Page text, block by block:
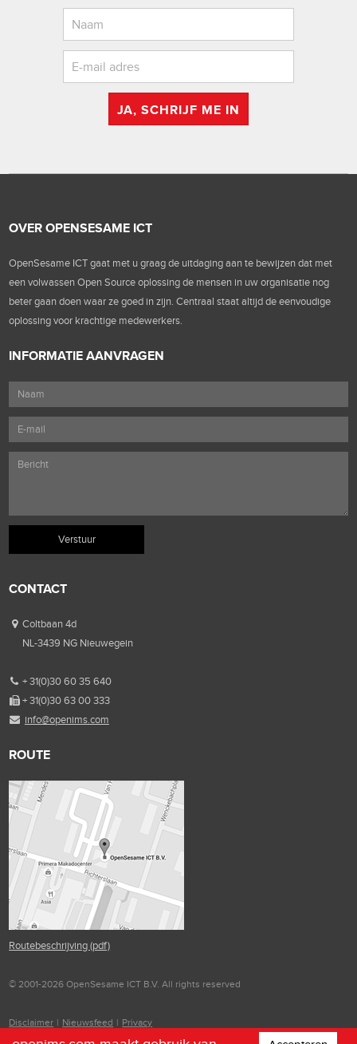
JA, SCHRIJF ME IN
OVER OPENSESAME ICT
OpenSesame ICT gaat met u graag de uitdaging aan te bewijzen dat met
een volwassen Open Source oplossing de mensen in uw organisatie nog
beter gaan doen waar ze goed in zijn. Centraal staat altijd de eenvoudige
oplossing voor krachtige medewerkers.
INFORMATIE AANVRAGEN
CONTACT
Coltbaan 4d
NL-3439 NG Nieuwegein
+ 31(0)30 60 35 640
+ 31(0)30 63 00 333
info@openims.com
ROUTE
Routebeschrijving (pdf)
© 2001-2026 OpenSesame ICT B.V. All rights reserved
Disclaimer | Nieuwsfeed | Privacy